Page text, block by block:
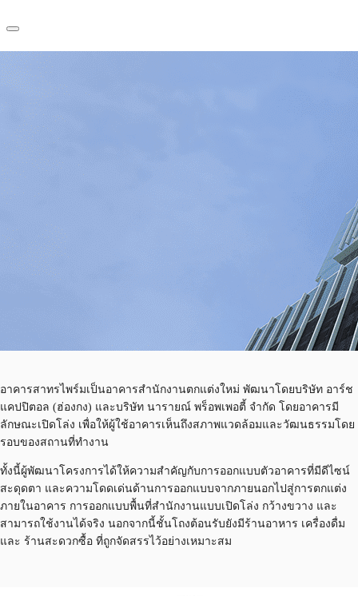
พื้นที่สำนักงาน
เฟล็กสเปซ
บทความที่น่าสนใจ
อสังหาริมทรัพย์ที่บันทึกไว้
TH
+66 2 624 6471
สาทร ไพร์ม
อาคารสาทรไพร์มเป็นอาคารสำนักงานตกแต่งใหม่ พัฒนาโดยบริษัท อาร์ช
แคปปิตอล (ฮ่องกง) และบริษัท นารายณ์ พร็อพเพอตี้ จำกัด โดยอาคารมี
ลักษณะเปิดโล่ง เพื่อให้ผู้ใช้อาคารเห็นถึงสภาพแวดล้อมและวัฒนธรรมโดย
รอบของสถานที่ทำงาน
ทั้งนี้ผู้พัฒนาโครงการได้ให้ความสำคัญกับการออกแบบตัวอาคารที่มีดีไซน์
สะดุดตา และความโดดเด่นด้านการออกแบบจากภายนอกไปสู่การตกแต่ง
ภายในอาคาร การออกแบบพื้นที่สำนักงานแบบเปิดโล่ง กว้างขวาง และ
สามารถใช้งานได้จริง นอกจากนี้ชั้นโถงต้อนรับยังมีร้านอาหาร เครื่องดื่ม
และ ร้านสะดวกซื้อ ที่ถูกจัดสรรไว้อย่างเหมาะสม